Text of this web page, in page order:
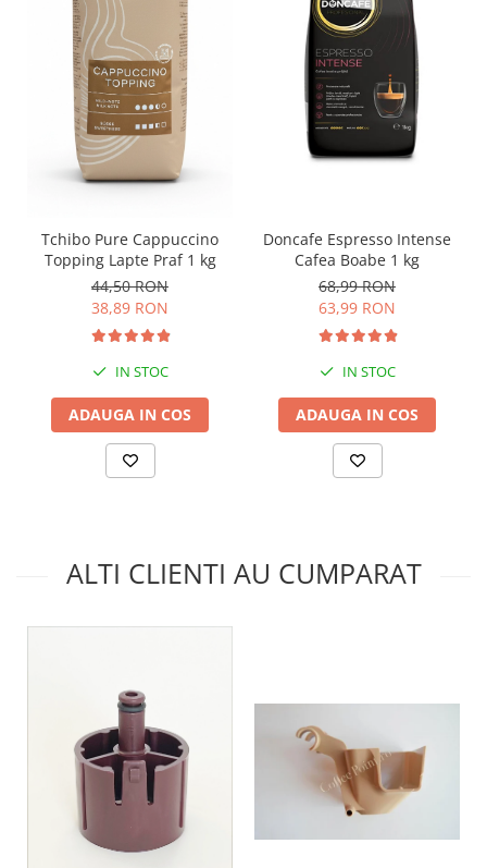
Tchibo Pure Cappuccino
Topping Lapte Praf 1 kg
44,50 RON
38,89 RON
IN STOC
ADAUGA IN COS
Doncafe Espresso Intense
Cafea Boabe 1 kg
68,99 RON
63,99 RON
IN STOC
ADAUGA IN COS
ALTI CLIENTI AU CUMPARAT